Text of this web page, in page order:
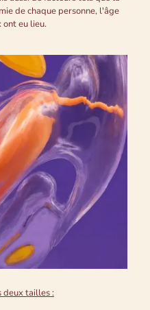
de chaque personne, l'âge
ont eu lieu.
deux tailles :